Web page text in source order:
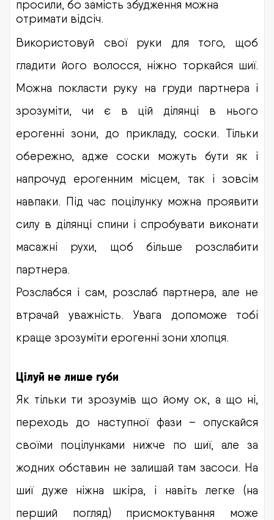
просили, бо замість збудження можна
отримати відсіч.
Використовуй свої руки для того, щоб
гладити його волосся, ніжно торкайся шиї.
Можна покласти руку на груди партнера і
зрозуміти, чи є в цій ділянці в нього
ерогенні зони, до прикладу, соски. Тільки
обережно, адже соски можуть бути як і
напрочуд ерогенним місцем, так і зовсім
навпаки. Під час поцілунку можна проявити
силу в ділянці спини і спробувати виконати
масажні рухи, щоб більше розслабити
партнера.
Розслабся і сам, розслаб партнера, але не
втрачай уважність. Увага допоможе тобі
краще зрозуміти ерогенні зони хлопця.
Цілуй не лише губи
Як тільки ти зрозумів що йому ок, а що ні,
переходь до наступної фази – опускайся
своїми поцілунками нижче по шиї, але за
жодних обставин не залишай там засоси. На
шиї дуже ніжна шкіра, і навіть легке (на
перший погляд) присмоктування може